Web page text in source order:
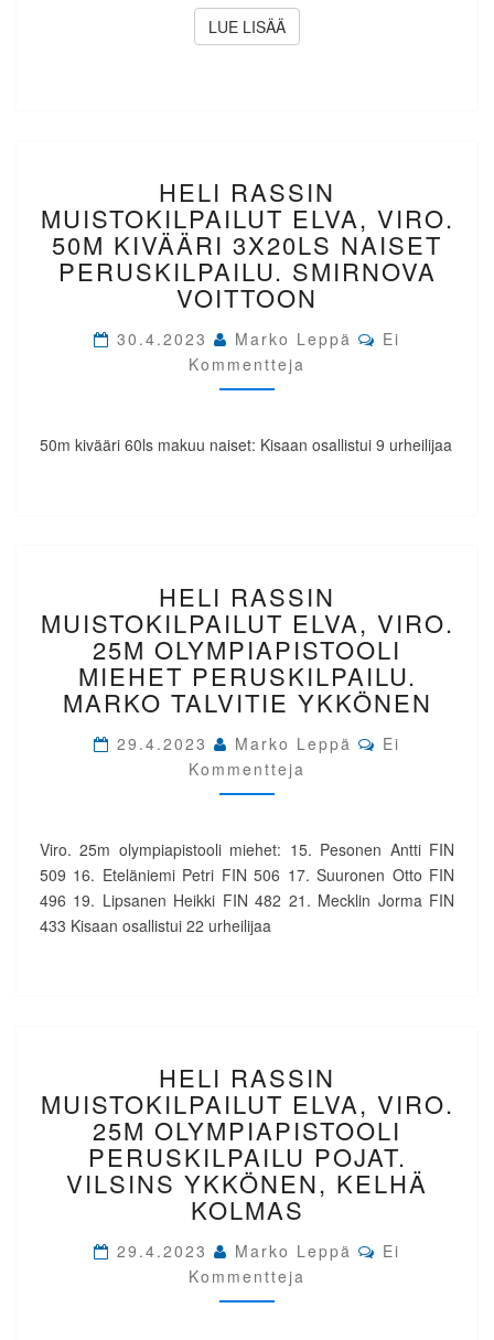
LUE LISÄÄLUE LISÄÄ
RASSIN
MUISTOKILPAILUT
ELVA,
VIRO.
50M
KIVÄÄRI
NAISET
PERUSKILPAILU.
SMIRNOVA
HELI RASSIN
MUISTOKILPAILUT ELVA, VIRO.
50M KIVÄÄRI 3X20LS NAISET
PERUSKILPAILU. SMIRNOVA
VOITTOON
30.4.2023 Marko Leppä Comments
Ei
Kommentteja
50m kivääri 60ls makuu naiset: Kisaan osallistui 9 urheilijaa
RASSIN
MUISTOKILPAILUT
ELVA,
VIRO.
25M
OLYMPIAPISTOOLI
PERUSKILPAILU.
MARKO
TALVITIE
HELI RASSIN
MUISTOKILPAILUT ELVA, VIRO.
25M OLYMPIAPISTOOLI
MIEHET PERUSKILPAILU.
MARKO TALVITIE YKKÖNEN
29.4.2023 Marko Leppä Comments
Ei
Kommentteja
Viro. 25m olympiapistooli miehet: 15. Pesonen Antti FIN
509 16. Eteläniemi Petri FIN 506 17. Suuronen Otto FIN
496 19. Lipsanen Heikki FIN 482 21. Mecklin Jorma FIN
433 Kisaan osallistui 22 urheilijaa
RASSIN
MUISTOKILPAILUT
ELVA,
VIRO.
25M
OLYMPIAPISTOOLI
PERUSKILPAILU
VILSINS
YKKÖNEN,
HELI RASSIN
MUISTOKILPAILUT ELVA, VIRO.
25M OLYMPIAPISTOOLI
PERUSKILPAILU POJAT.
VILSINS YKKÖNEN, KELHÄ
KOLMAS
29.4.2023 Marko Leppä Comments
Ei
Kommentteja